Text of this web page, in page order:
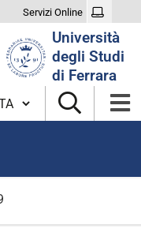
Servizi Online
Università
degli Studi
di Ferrara
lingua